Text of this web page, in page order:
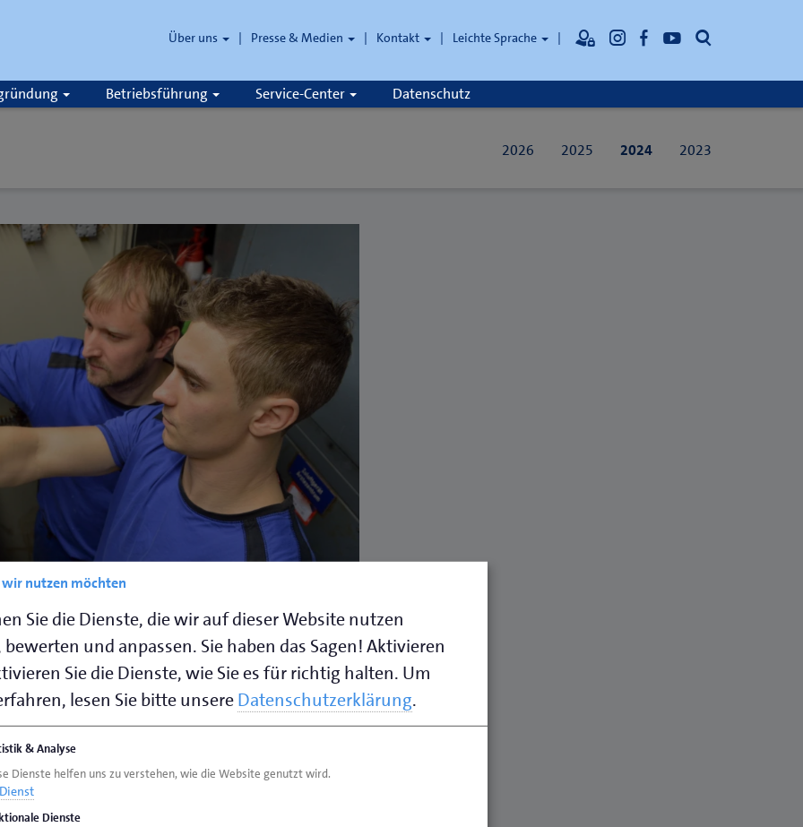
Über uns Presse & Medien Kontakt Leichte Sprache
Betriebsführung Service-Center Datenschutz
2026 2025 2024 2023
vor.
nutzen möchten
Sie die Dienste, die wir auf dieser Website nutzen
und anpassen. Sie haben das Sagen! Aktivieren
Sie die Dienste, wie Sie es für richtig halten. Um
lesen Sie bitte unsereDatenschutzerklärung.
& Analyse
Dienste helfen uns zu verstehen, wie die Website genutzt wird.
Dienst
Dienste